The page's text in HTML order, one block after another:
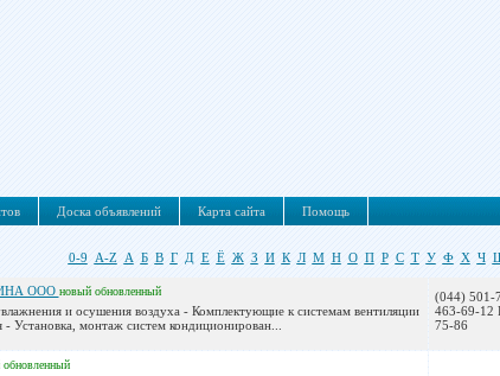
Доска объявлений Карта сайта Помощь
0-9 A-Z А Б В Г Д Е Ё Ж З И К Л М Н О П Р С Т У Ф Х Ч
ООО новый обновленный
и осушения воздуха - Комплектующие к системам вентиляции
Установка, монтаж систем кондиционирован...
(044) 501-
463-69-12
75-86
обновленный